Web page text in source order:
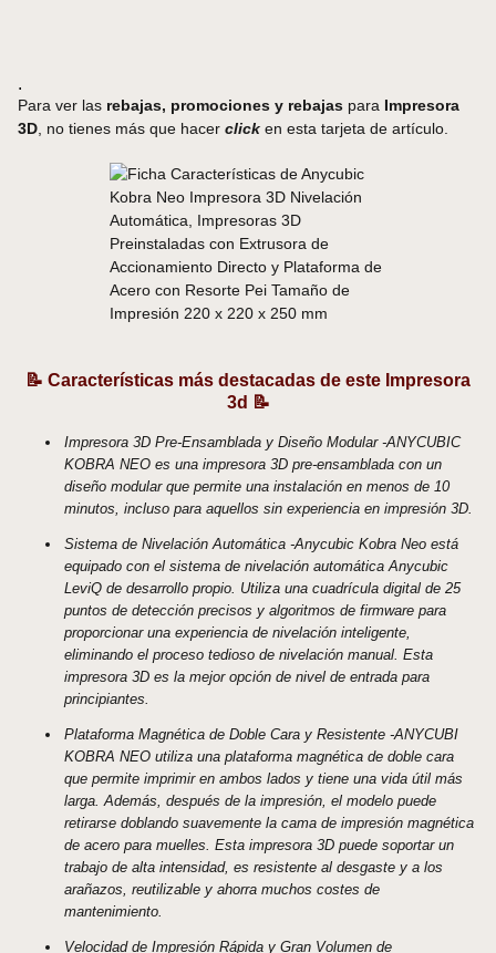
.
Para ver las rebajas, promociones y rebajas para Impresora
3D, no tienes más que hacer click en esta tarjeta de artículo.
📝 Características más destacadas de este Impresora
3d 📝
Impresora 3D Pre-Ensamblada y Diseño Modular -ANYCUBIC
KOBRA NEO es una impresora 3D pre-ensamblada con un
diseño modular que permite una instalación en menos de 10
minutos, incluso para aquellos sin experiencia en impresión 3D.
Sistema de Nivelación Automática -Anycubic Kobra Neo está
equipado con el sistema de nivelación automática Anycubic
LeviQ de desarrollo propio. Utiliza una cuadrícula digital de 25
puntos de detección precisos y algoritmos de firmware para
proporcionar una experiencia de nivelación inteligente,
eliminando el proceso tedioso de nivelación manual. Esta
impresora 3D es la mejor opción de nivel de entrada para
principiantes.
Plataforma Magnética de Doble Cara y Resistente -ANYCUBI
KOBRA NEO utiliza una plataforma magnética de doble cara
que permite imprimir en ambos lados y tiene una vida útil más
larga. Además, después de la impresión, el modelo puede
retirarse doblando suavemente la cama de impresión magnética
de acero para muelles. Esta impresora 3D puede soportar un
trabajo de alta intensidad, es resistente al desgaste y a los
arañazos, reutilizable y ahorra muchos costes de
mantenimiento.
Velocidad de Impresión Rápida y Gran Volumen de